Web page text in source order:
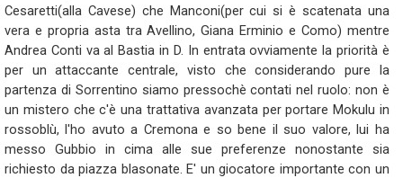
Cesaretti(alla Cavese) che Manconi(per cui si è scatenata una
vera e propria asta tra Avellino, Giana Erminio e Como) mentre
Andrea Conti va al Bastia in D. In entrata ovviamente la priorità è
per un attaccante centrale, visto che considerando pure la
partenza di Sorrentino siamo pressochè contati nel ruolo: non è
un mistero che c'è una trattativa avanzata per portare Mokulu in
rossoblù, l'ho avuto a Cremona e so bene il suo valore, lui ha
messo Gubbio in cima alle sue preferenze nonostante sia
richiesto da piazza blasonate. E' un giocatore importante con un